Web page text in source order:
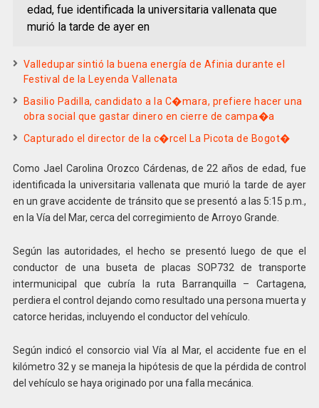
edad, fue identificada la universitaria vallenata que
murió la tarde de ayer en
Valledupar sintió la buena energía de Afinia durante el
Festival de la Leyenda Vallenata
Basilio Padilla, candidato a la C�mara, prefiere hacer una
obra social que gastar dinero en cierre de campa�a
Capturado el director de la c�rcel La Picota de Bogot�
Como Jael Carolina Orozco Cárdenas, de 22 años de edad, fue
identificada la universitaria vallenata que murió la tarde de ayer
en un grave accidente de tránsito que se presentó a las 5:15 p.m.,
en la Vía del Mar, cerca del corregimiento de Arroyo Grande.
Según las autoridades, el hecho se presentó luego de que el
conductor de una buseta de placas SOP732 de transporte
intermunicipal que cubría la ruta Barranquilla – Cartagena,
perdiera el control dejando como resultado una persona muerta y
catorce heridas, incluyendo el conductor del vehículo.
Según indicó el consorcio vial Vía al Mar, el accidente fue en el
kilómetro 32 y se maneja la hipótesis de que la pérdida de control
del vehículo se haya originado por una falla mecánica.